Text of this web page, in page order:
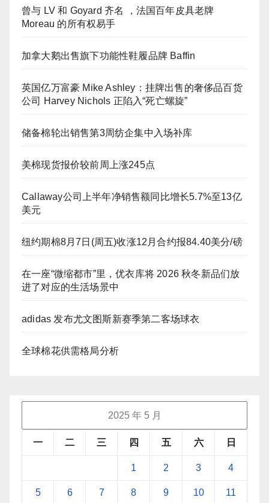
曾与 LV 和 Goyard 齐名 ，法国百年皮具老牌
Moreau 的所有权易手
加拿大鹅出售旗下功能性鞋履品牌 Baffin
英国亿万富豪 Mike Ashley：挂牌出售的奢侈品百货
公司 Harvey Nichols 正陷入“死亡螺旋”
储备棉轮出销售第3周纺企集中入场补库
美棉现货报价较前周上涨245点
Callaway公司上半年净销售额同比增长5.7%至13亿
美元
纽约期棉8月7日(周五)收涨12月合约报84.40美分/磅
在一座“微缩都市”里，优衣库将 2026 秋冬新品们放
进了对应的生活场景中
adidas 发布尤文图斯新赛季第二客场球衣
全球棉花供需格局分析
2025 年 5 月
一 二 三 四 五 六 日
1 2 3 4
5 6 7 8 9 10 11